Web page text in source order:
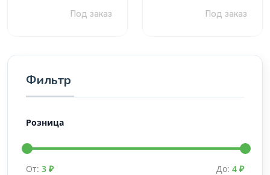
Фильтр
Розница
От: 3 ₽ До: 4 ₽
Под заказ Под заказ